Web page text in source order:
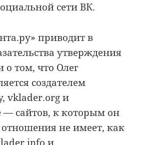
сети ВК.
приводит в
утверждения
о том, что Олег
создателем
vklader.org и
— сайтов, к которым он
отношения не имеет, как